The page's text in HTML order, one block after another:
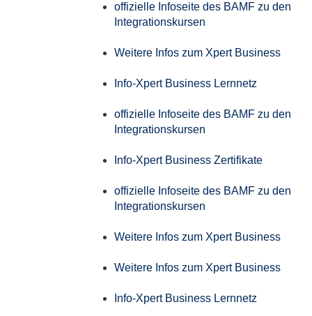
offizielle Infoseite des BAMF zu den
Integrationskursen
Weitere Infos zum Xpert Business
Info-Xpert Business Lernnetz
offizielle Infoseite des BAMF zu den
Integrationskursen
Info-Xpert Business Zertifikate
offizielle Infoseite des BAMF zu den
Integrationskursen
Weitere Infos zum Xpert Business
Weitere Infos zum Xpert Business
Info-Xpert Business Lernnetz